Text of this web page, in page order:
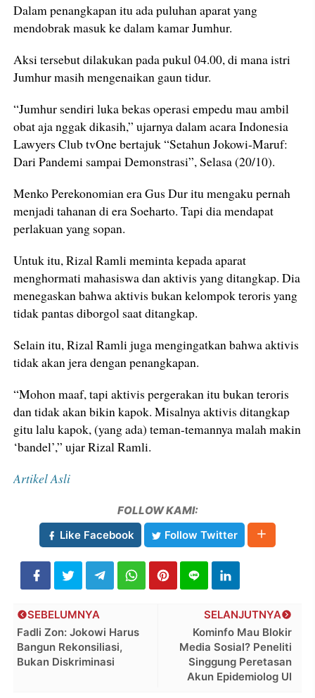
Dalam penangkapan itu ada puluhan aparat yang
mendobrak masuk ke dalam kamar Jumhur.
Aksi tersebut dilakukan pada pukul 04.00, di mana istri
Jumhur masih mengenaikan gaun tidur.
“Jumhur sendiri luka bekas operasi empedu mau ambil
obat aja nggak dikasih,” ujarnya dalam acara Indonesia
Lawyers Club tvOne bertajuk “Setahun Jokowi-Maruf:
Dari Pandemi sampai Demonstrasi”, Selasa (20/10).
Menko Perekonomian era Gus Dur itu mengaku pernah
menjadi tahanan di era Soeharto. Tapi dia mendapat
perlakuan yang sopan.
Untuk itu, Rizal Ramli meminta kepada aparat
menghormati mahasiswa dan aktivis yang ditangkap. Dia
menegaskan bahwa aktivis bukan kelompok teroris yang
tidak pantas diborgol saat ditangkap.
Selain itu, Rizal Ramli juga mengingatkan bahwa aktivis
tidak akan jera dengan penangkapan.
“Mohon maaf, tapi aktivis pergerakan itu bukan teroris
dan tidak akan bikin kapok. Misalnya aktivis ditangkap
gitu lalu kapok, (yang ada) teman-temannya malah makin
‘bandel’,” ujar Rizal Ramli.
Artikel Asli
FOLLOW KAMI:
Like Facebook
Follow Twitter
SELANJUTNYA
Kominfo Mau Blokir
Media Sosial? Peneliti
Singgung Peretasan
Akun Epidemiolog UI
SEBELUMNYA
Fadli Zon: Jokowi Harus
Bangun Rekonsiliasi,
Bukan Diskriminasi